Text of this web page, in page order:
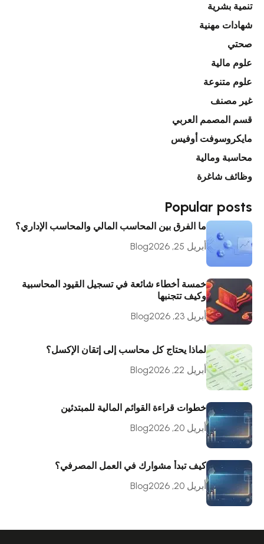
تنمية بشرية
شهادات مهنية
صحتي
علوم مالية
علوم متنوعة
غير مصنف
قسم المصمم العربي
مايكروسوفت أوفيس
محاسبة ومالية
وظائف شاغرة
Popular posts
ما الفرق بين المحاسب المالي والمحاسب الإداري؟
أبريل 25, 2026
Blog
خمسة أخطاء شائعة في تسجيل القيود المحاسبية
وكيف تتجنبها
أبريل 23, 2026
Blog
لماذا يحتاج كل محاسب إلى إتقان الإكسل؟
أبريل 22, 2026
Blog
خطوات قراءة القوائم المالية للمبتدئين
أبريل 20, 2026
Blog
كيف تبدأ مشوارك في العمل المصرفي؟
أبريل 20, 2026
Blog